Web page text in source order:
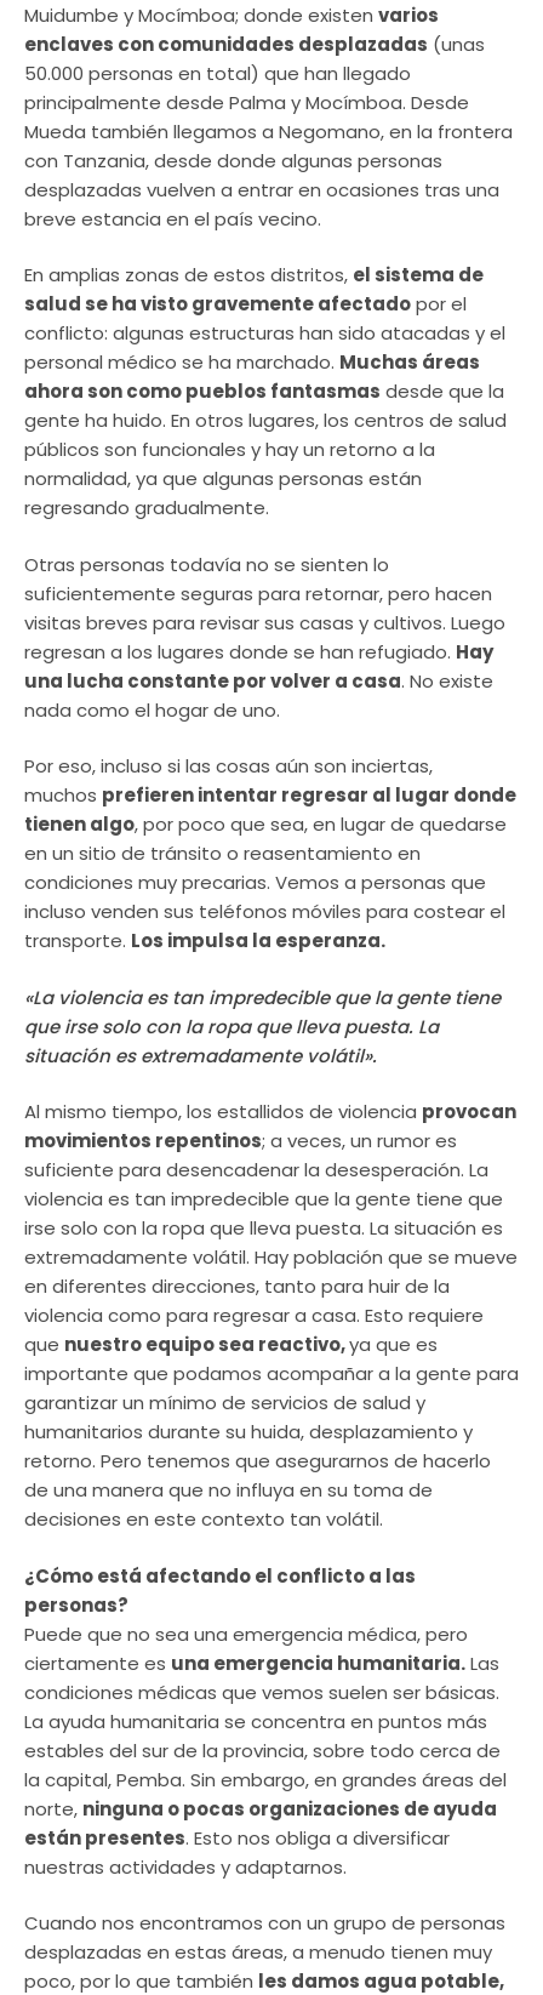
Muidumbe y Mocímboa; donde existen varios
enclaves con comunidades desplazadas (unas
50.000 personas en total) que han llegado
principalmente desde Palma y Mocímboa. Desde
Mueda también llegamos a Negomano, en la frontera
con Tanzania, desde donde algunas personas
desplazadas vuelven a entrar en ocasiones tras una
breve estancia en el país vecino.
En amplias zonas de estos distritos, el sistema de
salud se ha visto gravemente afectadopor el
conflicto: algunas estructuras han sido atacadas y el
personal médico se ha marchado. Muchas áreas
ahora son como pueblos fantasmas desde que la
gente ha huido. En otros lugares, los centros de salud
públicos son funcionales y hay un retorno a la
normalidad, ya que algunas personas están
regresando gradualmente.
Otras personas todavía no se sienten lo
suficientemente seguras para retornar, pero hacen
visitas breves para revisar sus casas y cultivos. Luego
regresan a los lugares donde se han refugiado. Hay
una lucha constante por volver a casa. No existe
nada como el hogar de uno.
Por eso, incluso si las cosas aún son inciertas,
muchos prefieren intentar regresar al lugar donde
tienen algo, por poco que sea, en lugar de quedarse
en un sitio de tránsito o reasentamiento en
condiciones muy precarias. Vemos a personas que
incluso venden sus teléfonos móviles para costear el
transporte. Los impulsa la esperanza.
«La violencia es tan impredecible que la gente tiene
que irse solo con la ropa que lleva puesta. La
situación es extremadamente volátil».
Al mismo tiempo, los estallidos de violencia provocan
movimientos repentinos; a veces, un rumor es
suficiente para desencadenar la desesperación. La
violencia es tan impredecible que la gente tiene que
irse solo con la ropa que lleva puesta. La situación es
extremadamente volátil. Hay población que se mueve
en diferentes direcciones, tanto para huir de la
violencia como para regresar a casa. Esto requiere
que nuestro equipo sea reactivo,ya que es
importante que podamos acompañar a la gente para
garantizar un mínimo de servicios de salud y
humanitarios durante su huida, desplazamiento y
retorno. Pero tenemos que asegurarnos de hacerlo
de una manera que no influya en su toma de
decisiones en este contexto tan volátil.
¿Cómo está afectando el conflicto a las
personas?
Puede que no sea una emergencia médica, pero
ciertamente es una emergencia humanitaria.Las
condiciones médicas que vemos suelen ser básicas.
La ayuda humanitaria se concentra en puntos más
estables del sur de la provincia, sobre todo cerca de
la capital, Pemba. Sin embargo, en grandes áreas del
norte, ninguna o pocas organizaciones de ayuda
están presentes. Esto nos obliga a diversificar
nuestras actividades y adaptarnos.
Cuando nos encontramos con un grupo de personas
desplazadas en estas áreas, a menudo tienen muy
poco, por lo que también les damos agua potable,